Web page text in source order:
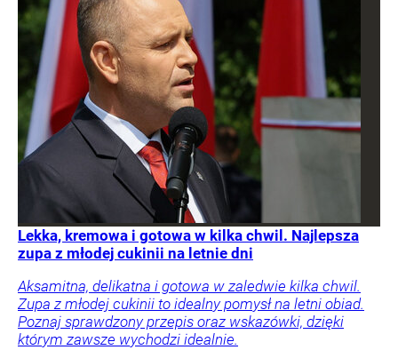
Lekka, kremowa i gotowa w kilka chwil. Najlepsza
zupa z młodej cukinii na letnie dni
Aksamitna, delikatna i gotowa w zaledwie kilka chwil.
Zupa z młodej cukinii to idealny pomysł na letni obiad.
Poznaj sprawdzony przepis oraz wskazówki, dzięki
którym zawsze wychodzi idealnie.